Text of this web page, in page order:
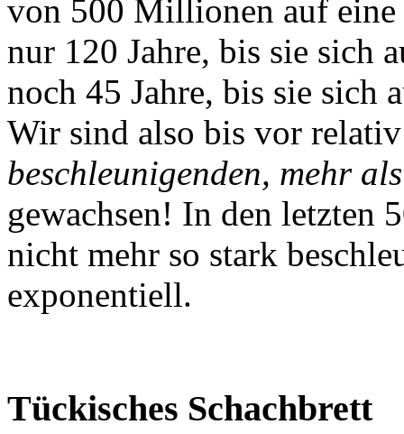
von 500 Millionen auf
nur 120 Jahre, bis sie sich
noch 45 Jahre, bis sie
Wir sind also bis vor
beschleunigenden, mehr als
gewachsen! In den letzten
nicht mehr so stark
exponentiell.
Tückisches Schachbrett